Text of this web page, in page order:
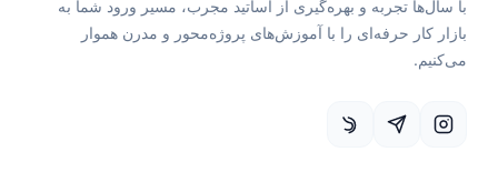
با سال‌ها تجربه و بهره‌گیری از اساتید مجرب، مسیر ورود شما به
بازار کار حرفه‌ای را با آموزش‌های پروژه‌محور و مدرن هموار
می‌کنیم.